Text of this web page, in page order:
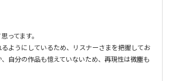
ってます。
ようにしているため、リスナーさまを把握してお
自分の作品も憶えていないため、再現性は微塵も